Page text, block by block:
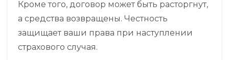
Кроме того, договор может быть расторгнут,
а средства возвращены. Честность
защищает ваши права при наступлении
страхового случая.